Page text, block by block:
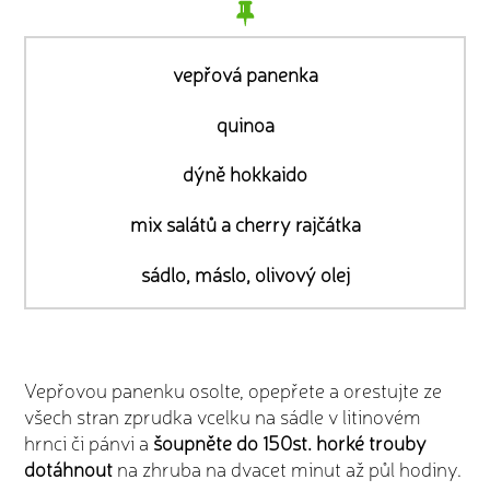
vepřová panenka
quinoa
dýně hokkaido
mix salátů a cherry rajčátka
sádlo, máslo, olivový olej
Vepřovou panenku osolte, opepřete a orestujte ze
všech stran zprudka vcelku na sádle v litinovém
hrnci či pánvi a šoupněte do 150st. horké trouby
dotáhnout na zhruba na dvacet minut až půl hodiny.